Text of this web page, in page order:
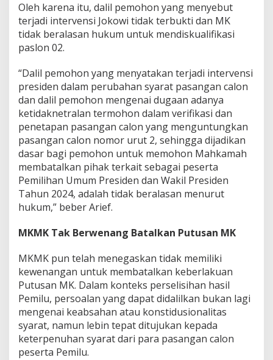
Oleh karena itu, dalil pemohon yang menyebut
terjadi intervensi Jokowi tidak terbukti dan MK
tidak beralasan hukum untuk mendiskualifikasi
paslon 02.
“Dalil pemohon yang menyatakan terjadi intervensi
presiden dalam perubahan syarat pasangan calon
dan dalil pemohon mengenai dugaan adanya
ketidaknetralan termohon dalam verifikasi dan
penetapan pasangan calon yang menguntungkan
pasangan calon nomor urut 2, sehingga dijadikan
dasar bagi pemohon untuk memohon Mahkamah
membatalkan pihak terkait sebagai peserta
Pemilihan Umum Presiden dan Wakil Presiden
Tahun 2024, adalah tidak beralasan menurut
hukum,” beber Arief.
MKMK Tak Berwenang Batalkan Putusan MK
MKMK pun telah menegaskan tidak memiliki
kewenangan untuk membatalkan keberlakuan
Putusan MK. Dalam konteks perselisihan hasil
Pemilu, persoalan yang dapat didalilkan bukan lagi
mengenai keabsahan atau konstidusionalitas
syarat, namun lebin tepat ditujukan kepada
keterpenuhan syarat dari para pasangan calon
peserta Pemilu.